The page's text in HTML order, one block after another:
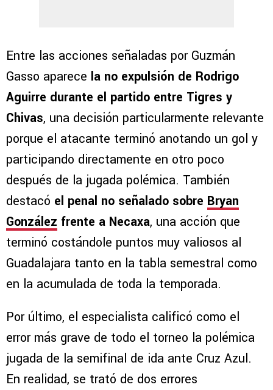
Entre las acciones señaladas por Guzmán
Gasso aparece la no expulsión de Rodrigo
Aguirre durante el partido entre Tigres y
Chivas, una decisión particularmente relevante
porque el atacante terminó anotando un gol y
participando directamente en otro poco
después de la jugada polémica. También
destacó el penal no señalado sobre Bryan
González frente a Necaxa, una acción que
terminó costándole puntos muy valiosos al
Guadalajara tanto en la tabla semestral como
en la acumulada de toda la temporada.
Por último, el especialista calificó como el
error más grave de todo el torneo la polémica
jugada de la semifinal de ida ante Cruz Azul.
En realidad, se trató de dos errores